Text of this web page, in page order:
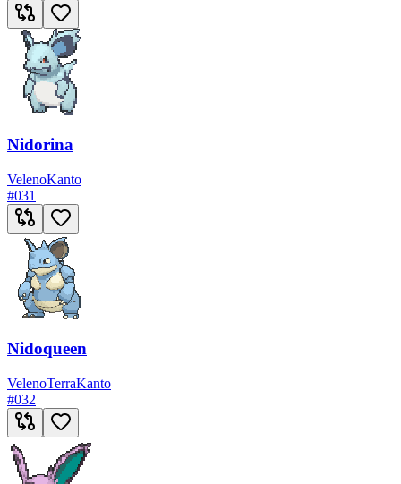
Nidorina
VelenoKanto
#031
Nidoqueen
VelenoTerraKanto
#032